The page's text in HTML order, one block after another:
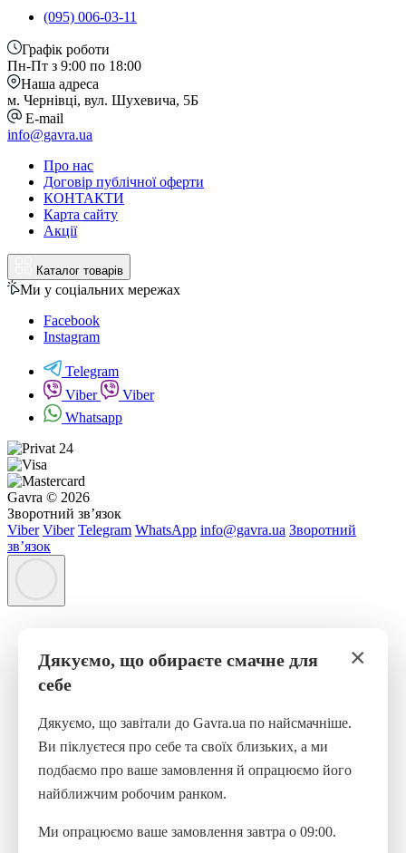
(095) 006-03-11
Графік роботи
Пн-Пт з 9:00 по 18:00
Наша адреса
м. Чернівці, вул. Шухевича, 5Б
E-mail
info@gavra.ua
Про нас
Договір публічної оферти
КОНТАКТИ
Карта сайту
Акції
Каталог товарів
Ми у соціальних мережах
Facebook
Instagram
Telegram
Viber
Viber
Whatsapp
Gavra © 2026
Зворотний зв’язок
Viber Viber Telegram WhatsApp info@gavra.ua Зворотний
зв’язок
Дякуємо, що обираєте смачне для
себе
×
Дякуємо, що завітали до Gavra.ua по найсмачніше.
Ви піклуєтеся про себе та своїх близьких, а ми
подбаємо про ваше замовлення й опрацюємо його
найближчим робочим ранком.
Ми опрацюємо ваше замовлення завтра о 09:00.